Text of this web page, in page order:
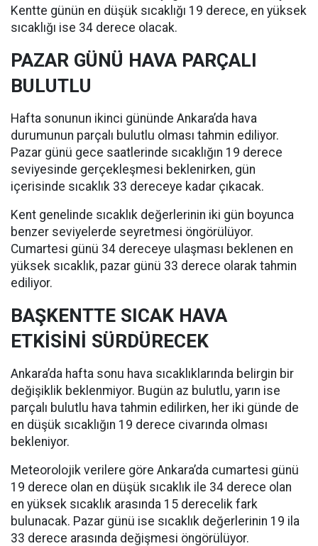
Kentte günün en düşük sıcaklığı 19 derece, en yüksek
sıcaklığı ise 34 derece olacak.
PAZAR GÜNÜ HAVA PARÇALI
BULUTLU
Hafta sonunun ikinci gününde Ankara’da hava
durumunun parçalı bulutlu olması tahmin ediliyor.
Pazar günü gece saatlerinde sıcaklığın 19 derece
seviyesinde gerçekleşmesi beklenirken, gün
içerisinde sıcaklık 33 dereceye kadar çıkacak.
Kent genelinde sıcaklık değerlerinin iki gün boyunca
benzer seviyelerde seyretmesi öngörülüyor.
Cumartesi günü 34 dereceye ulaşması beklenen en
yüksek sıcaklık, pazar günü 33 derece olarak tahmin
ediliyor.
BAŞKENTTE SICAK HAVA
ETKİSİNİ SÜRDÜRECEK
Ankara’da hafta sonu hava sıcaklıklarında belirgin bir
değişiklik beklenmiyor. Bugün az bulutlu, yarın ise
parçalı bulutlu hava tahmin edilirken, her iki günde de
en düşük sıcaklığın 19 derece civarında olması
bekleniyor.
Meteorolojik verilere göre Ankara’da cumartesi günü
19 derece olan en düşük sıcaklık ile 34 derece olan
en yüksek sıcaklık arasında 15 derecelik fark
bulunacak. Pazar günü ise sıcaklık değerlerinin 19 ila
33 derece arasında değişmesi öngörülüyor.